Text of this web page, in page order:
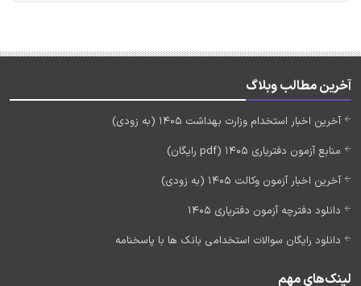
آخرین مطالب وبلاگ
آخرین اخبار استخدام وزارت بهداشت 1405 (به زودی)
منابع آزمون دفتریاری 1405 (pdf رایگان)
آخرین اخبار آزمون وکالت 1405 (به زودی)
دانلود دفترچه آزمون دفتریاری 1405
دانلود رایگان سوالات استخدامی بانک ها با پاسخنامه
لینک‌های مهم